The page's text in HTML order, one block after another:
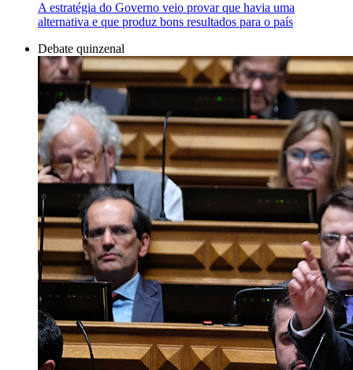
A estratégia do Governo veio provar que havia uma
alternativa e que produz bons resultados para o país
Debate quinzenal